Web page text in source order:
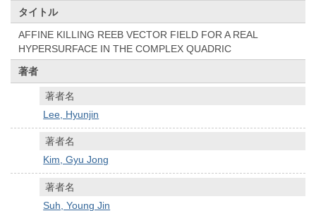
タイトル
AFFINE KILLING REEB VECTOR FIELD FOR A REAL
HYPERSURFACE IN THE COMPLEX QUADRIC
著者
著者名
Lee, Hyunjin
著者名
Kim, Gyu Jong
著者名
Suh, Young Jin